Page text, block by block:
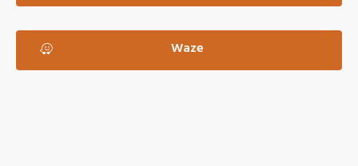
Waze